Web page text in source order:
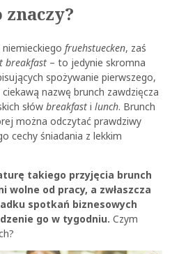
znaczy?
fruehstuecken, zaś
breakfast– to jedynie skromna
spożywanie pierwszego,
nazwę brunch zawdzięcza
słówbreakfasti lunch. Brunch
można odczytać prawdziwy
cechy śniadania z lekkim
takiego przyjęcia brunch
wolne od pracy, a zwłaszcza
spotkań biznesowych
go w tygodniu. Czym